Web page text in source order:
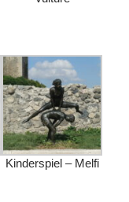
Kinderspiel – Melfi